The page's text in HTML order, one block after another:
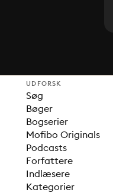
UDFORSK
Søg
Bøger
Bogserier
Mofibo Originals
Podcasts
Forfattere
Indlæsere
Kategorier